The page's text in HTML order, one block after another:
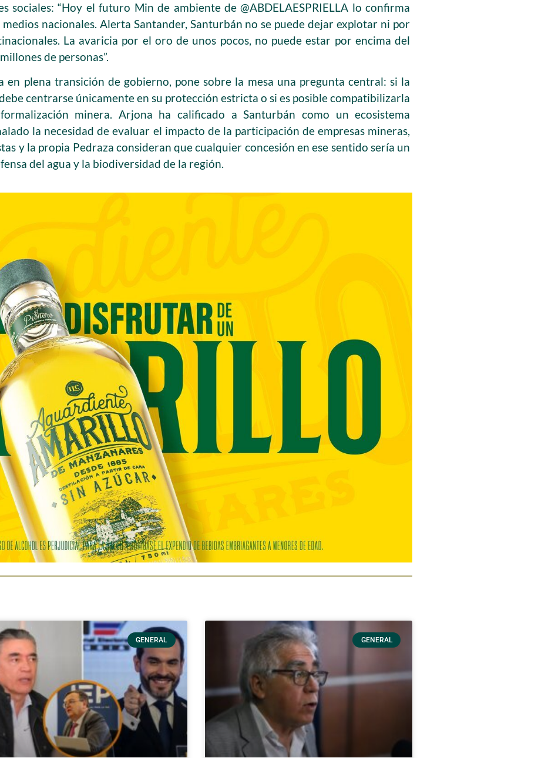
sociales: “Hoy el futuro Min de ambiente de @ABDELAESPRIELLA lo confirma
nacionales. Alerta Santander, Santurbán no se puede dejar explotar ni por
La avaricia por el oro de unos pocos, no puede estar por encima del
de personas”.
en plena transición de gobierno, pone sobre la mesa una pregunta central: si la
centrarse únicamente en su protección estricta o si es posible compatibilizarla
minera. Arjona ha calificado a Santurbán como un ecosistema
la necesidad de evaluar el impacto de la participación de empresas mineras,
y la propia Pedraza consideran que cualquier concesión en ese sentido sería un
del agua y la biodiversidad de la región.
GENERAL GENERAL